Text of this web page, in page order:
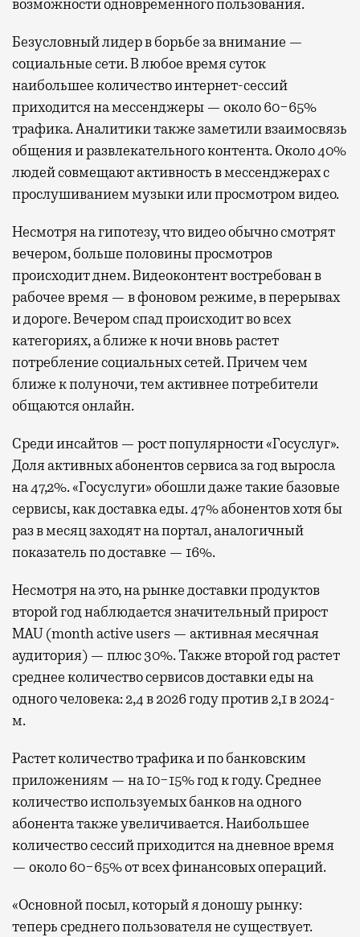
возможности одновременного пользования.
Безусловный лидер в борьбе за внимание —
социальные сети. В любое время суток
наибольшее количество интернет-сессий
приходится на мессенджеры — около 60−65%
трафика. Аналитики также заметили взаимосвязь
общения и развлекательного контента. Около 40%
людей совмещают активность в мессенджерах с
прослушиванием музыки или просмотром видео.
Несмотря на гипотезу, что видео обычно смотрят
вечером, больше половины просмотров
происходит днем. Видеоконтент востребован в
рабочее время — в фоновом режиме, в перерывах
и дороге. Вечером спад происходит во всех
категориях, а ближе к ночи вновь растет
потребление социальных сетей. Причем чем
ближе к полуночи, тем активнее потребители
общаются онлайн.
Среди инсайтов — рост популярности «Госуслуг».
Доля активных абонентов сервиса за год выросла
на 47,2%. «Госуслуги» обошли даже такие базовые
сервисы, как доставка еды. 47% абонентов хотя бы
раз в месяц заходят на портал, аналогичный
показатель по доставке — 16%.
Несмотря на это, на рынке доставки продуктов
второй год наблюдается значительный прирост
MAU (month active users — активная месячная
аудитория) — плюс 30%. Также второй год растет
среднее количество сервисов доставки еды на
одного человека: 2,4 в 2026 году против 2,1 в 2024-
м.
Растет количество трафика и по банковским
приложениям — на 10−15% год к году. Среднее
количество используемых банков на одного
абонента также увеличивается. Наибольшее
количество сессий приходится на дневное время
— около 60−65% от всех финансовых операций.
«Основной посыл, который я доношу рынку:
теперь среднего пользователя не существует.